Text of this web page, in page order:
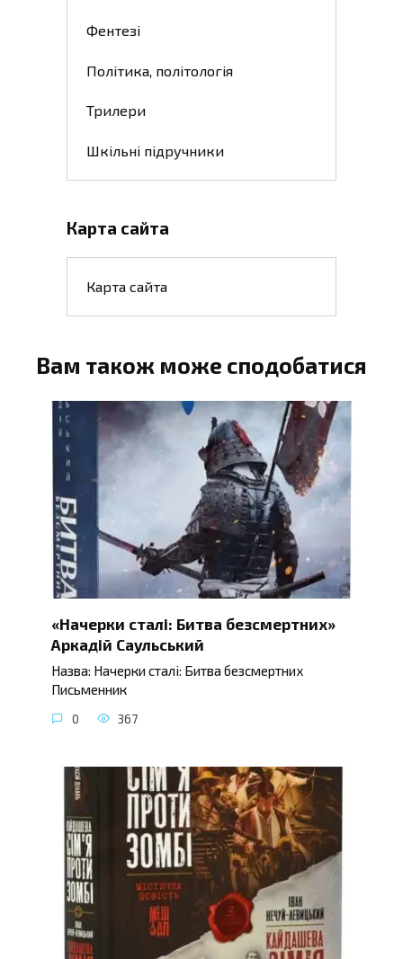
Фентезі
Політика, політологія
Трилери
Шкільні підручники
Карта сайта
Карта сайта
Вам також може сподобатися
«Начерки сталі: Битва безсмертних»
Аркадій Саульський
Назва: Начерки сталі: Битва безсмертних
Письменник
0 367